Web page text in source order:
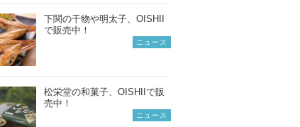
下関の干物や明太子、OISHII
で販売中！
ニュース
松栄堂の和菓子、OISHIIで販
売中！
ニュース